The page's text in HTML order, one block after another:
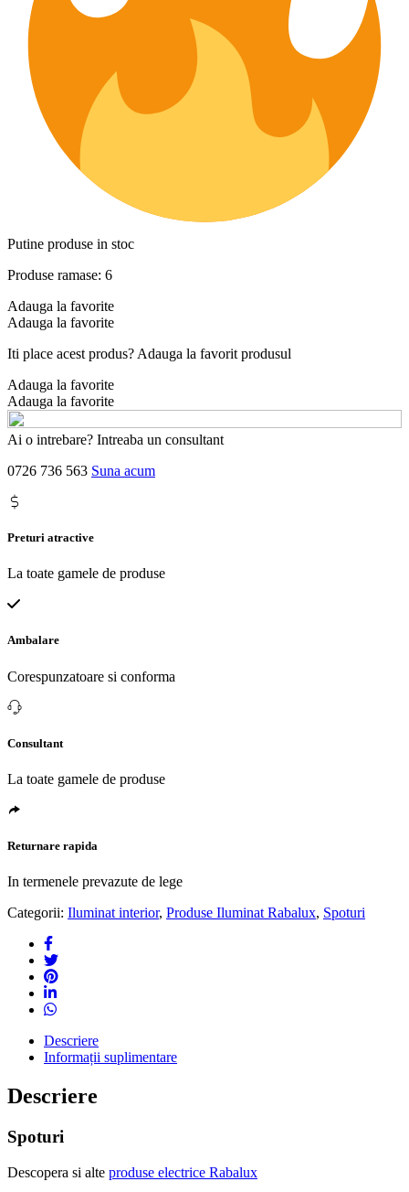
Putine produse in stoc
Produse ramase: 6
Adauga la favorite
Adauga la favorite
Iti place acest produs? Adauga la favorit produsul
Adauga la favorite
Adauga la favorite
Ai o intrebare? Intreaba un consultant
0726 736 563 Suna acum
Preturi atractive
La toate gamele de produse
Ambalare
Corespunzatoare si conforma
Consultant
La toate gamele de produse
Returnare rapida
In termenele prevazute de lege
Categorii: Iluminat interior, Produse Iluminat Rabalux, Spoturi
Descriere
Informații suplimentare
Descriere
Spoturi
Descopera si alte produse electrice Rabalux